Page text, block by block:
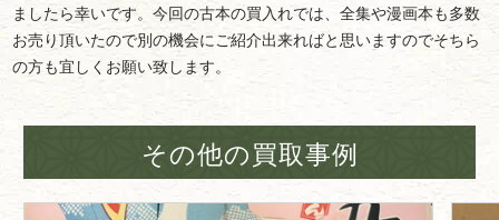
ましたら幸いです。今回の古本の買入れでは、全集や漫画本も多数
お売り頂いたので別の機会にご紹介出来ればと思いますのでそちら
の方も宜しくお願い致します。
その他の買取事例